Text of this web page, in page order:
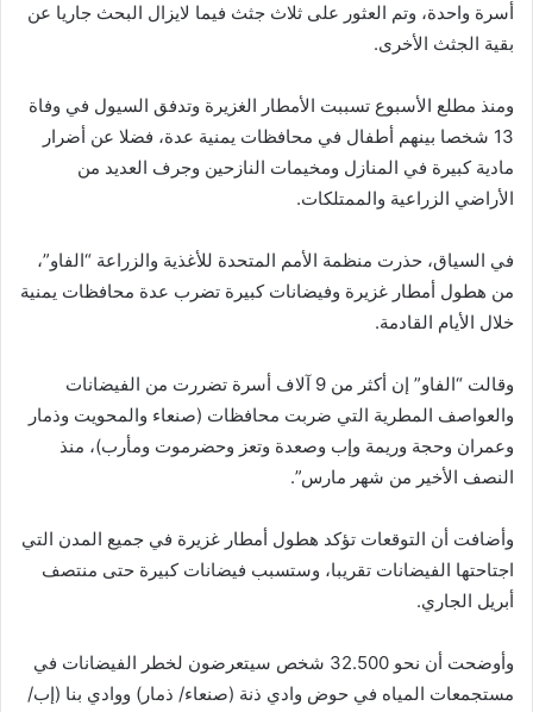
أسرة واحدة، وتم العثور على ثلاث جثث فيما لايزال البحث جاريا عن
بقية الجثث الأخرى.
ومنذ مطلع الأسبوع تسببت الأمطار الغزيرة وتدفق السيول في وفاة
13 شخصا بينهم أطفال في محافظات يمنية عدة، فضلا عن أضرار
مادية كبيرة في المنازل ومخيمات النازحين وجرف العديد من
الأراضي الزراعية والممتلكات.
في السياق، حذرت منظمة الأمم المتحدة للأغذية والزراعة “الفاو”،
من هطول أمطار غزيرة وفيضانات كبيرة تضرب عدة محافظات يمنية
خلال الأيام القادمة.
وقالت “الفاو” إن أكثر من 9 آلاف أسرة تضررت من الفيضانات
والعواصف المطرية التي ضربت محافظات (صنعاء والمحويت وذمار
وعمران وحجة وريمة وإب وصعدة وتعز وحضرموت ومأرب)، منذ
النصف الأخير من شهر مارس”.
وأضافت أن التوقعات تؤكد هطول أمطار غزيرة في جميع المدن التي
اجتاحتها الفيضانات تقريبا، وستسبب فيضانات كبيرة حتى منتصف
أبريل الجاري.
وأوضحت أن نحو 32.500 شخص سيتعرضون لخطر الفيضانات في
مستجمعات المياه في حوض وادي ذنة (صنعاء/ ذمار) ووادي بنا (إب/